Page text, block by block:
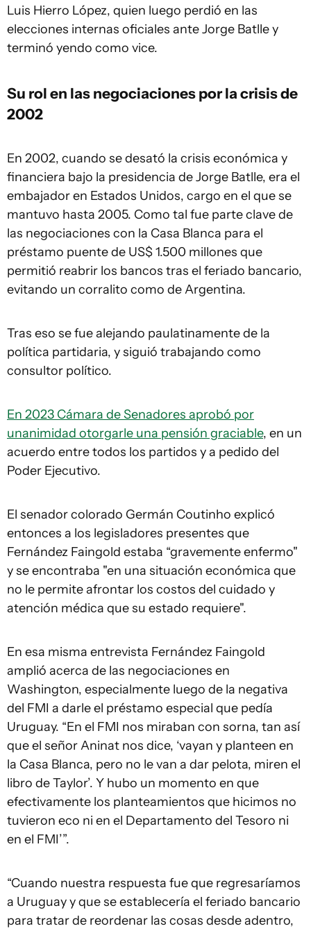
Luis Hierro López, quien luego perdió en las
elecciones internas oficiales ante Jorge Batlle y
terminó yendo como vice.
Su rol en las negociaciones por la crisis de
2002
En 2002, cuando se desató la crisis económica y
financiera bajo la presidencia de Jorge Batlle, era el
embajador en Estados Unidos, cargo en el que se
mantuvo hasta 2005. Como tal fue parte clave de
las negociaciones con la Casa Blanca para el
préstamo puente de US$ 1.500 millones que
permitió reabrir los bancos tras el feriado bancario,
evitando un corralito como de Argentina.
Tras eso se fue alejando paulatinamente de la
política partidaria, y siguió trabajando como
consultor político.
En 2023 Cámara de Senadores aprobó por
unanimidad otorgarle una pensión graciable, en un
acuerdo entre todos los partidos y a pedido del
Poder Ejecutivo.
El senador colorado Germán Coutinho explicó
entonces a los legisladores presentes que
Fernández Faingold estaba “gravemente enfermo"
y se encontraba "en una situación económica que
no le permite afrontar los costos del cuidado y
atención médica que su estado requiere".
En esa misma entrevista Fernández Faingold
amplió acerca de las negociaciones en
Washington, especialmente luego de la negativa
del FMI a darle el préstamo especial que pedía
Uruguay. “En el FMI nos miraban con sorna, tan así
que el señor Aninat nos dice, ‘vayan y planteen en
la Casa Blanca, pero no le van a dar pelota, miren el
libro de Taylor’. Y hubo un momento en que
efectivamente los planteamientos que hicimos no
tuvieron eco ni en el Departamento del Tesoro ni
en el FMI’”.
“Cuando nuestra respuesta fue que regresaríamos
a Uruguay y que se establecería el feriado bancario
para tratar de reordenar las cosas desde adentro,